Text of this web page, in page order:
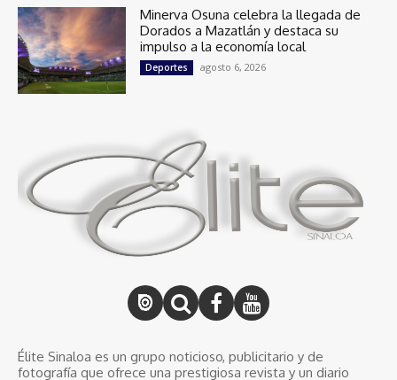
Minerva Osuna celebra la llegada de
Dorados a Mazatlán y destaca su
impulso a la economía local
Deportes agosto 6, 2026
Élite Sinaloa es un grupo noticioso, publicitario y de
fotografía que ofrece una prestigiosa revista y un diario